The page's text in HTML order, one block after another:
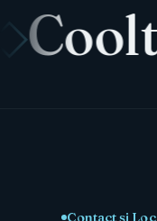
Contact și